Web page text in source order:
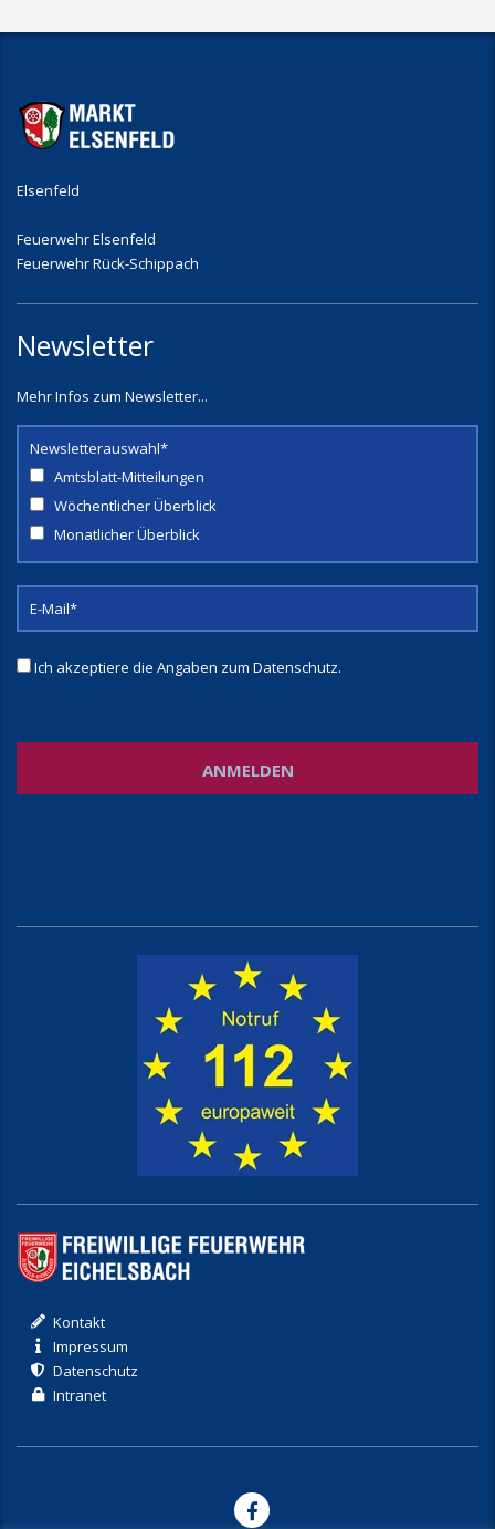
Elsenfeld
Feuerwehr Elsenfeld
Feuerwehr Rück-Schippach
Newsletter
Mehr Infos zum Newsletter...
Newsletterauswahl*
Amtsblatt-Mitteilungen
Wöchentlicher Überblick
Monatlicher Überblick
Ich akzeptiere die Angaben zum Datenschutz.
Kontakt
Impressum
Datenschutz
Intranet